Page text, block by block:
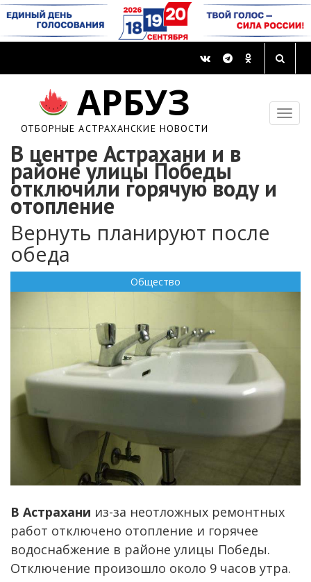
АРБУЗ
ОТБОРНЫЕ АСТРАХАНСКИЕ НОВОСТИ
В центре Астрахани и в
районе улицы Победы
отключили горячую воду и
отопление
Вернуть планируют после
обеда
Общество
В Астрахани из-за неотложных ремонтных
работ отключено отопление и горячее
водоснабжение в районе улицы Победы.
Отключение произошло около 9 часов утра.